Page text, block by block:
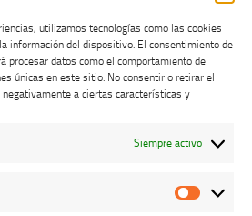
utilizamos tecnologías como las cookies
información del dispositivo. El consentimiento de
procesar datos como el comportamiento de
únicas en este sitio. No consentir o retirar el
a ciertas características y
Siempre activo
dudas, quejas y sugerencias